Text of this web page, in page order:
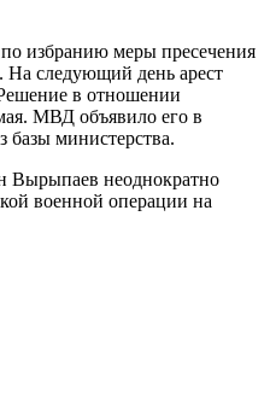
избранию меры пресечения
На следующий день арест
в отношении
МВД объявило его в
базы министерства.
Вырыпаев неоднократно
военной операции на